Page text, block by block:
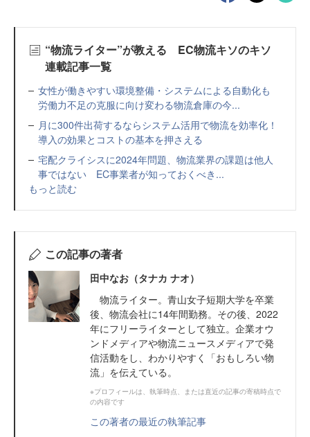
“物流ライター”が教える EC物流キソのキソ
連載記事一覧
女性が働きやすい環境整備・システムによる自動化も
労働力不足の克服に向け変わる物流倉庫の今...
月に300件出荷するならシステム活用で物流を効率化！
導入の効果とコストの基本を押さえる
宅配クライシスに2024年問題、物流業界の課題は他人
事ではない EC事業者が知っておくべき...
もっと読む
この記事の著者
田中なお（タナカ ナオ）
物流ライター。青山女子短期大学を卒業
後、物流会社に14年間勤務。その後、2022
年にフリーライターとして独立。企業オウ
ンドメディアや物流ニュースメディアで発
信活動をし、わかりやすく「おもしろい物
流」を伝えている。
※プロフィールは、執筆時点、または直近の記事の寄稿時点で
の内容です
この著者の最近の執筆記事